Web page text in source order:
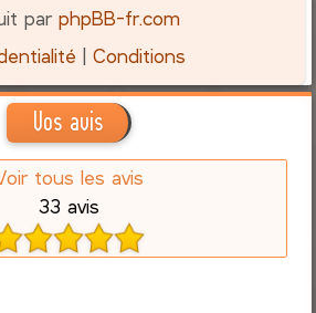
parphpBB-fr.com
|Conditions
Vos avis
tous les avis
33 avis